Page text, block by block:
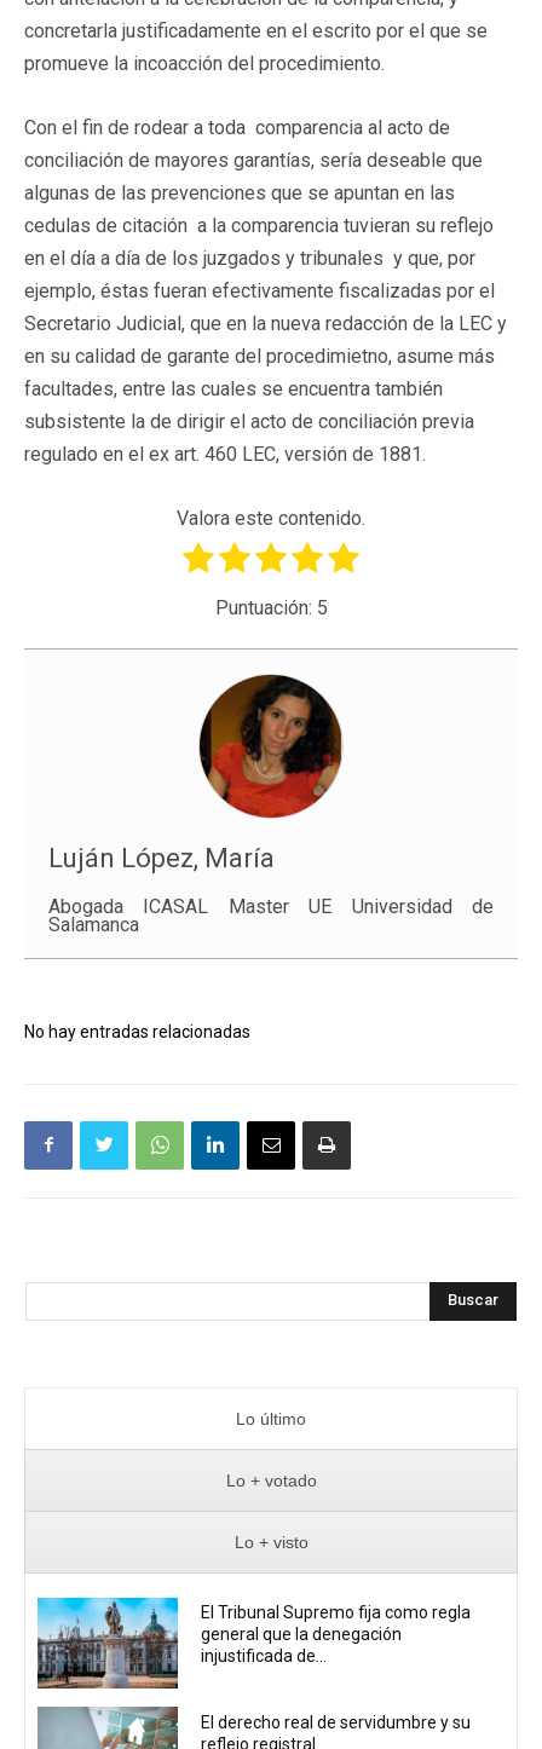
concretarla justificadamente en el escrito por el que se
promueve la incoacción del procedimiento.
Con el fin de rodear a toda comparencia al acto de
conciliación de mayores garantías, sería deseable que
algunas de las prevenciones que se apuntan en las
cedulas de citación a la comparencia tuvieran su reflejo
en el día a día de los juzgados y tribunales y que, por
ejemplo, éstas fueran efectivamente fiscalizadas por el
Secretario Judicial, que en la nueva redacción de la LEC y
en su calidad de garante del procedimietno, asume más
facultades, entre las cuales se encuentra también
subsistente la de dirigir el acto de conciliación previa
regulado en el ex art. 460 LEC, versión de 1881.
Valora este contenido.
Puntuación: 5
Luján López, María
Abogada ICASAL Master UE Universidad de
Salamanca
No hay entradas relacionadas
Buscar
Lo último
Lo + votado
Lo + visto
El Tribunal Supremo fija como regla
general que la denegación
injustificada de...
El derecho real de servidumbre y su
reflejo registral